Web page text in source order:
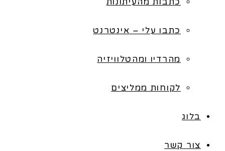
כתבו עלי – אינטרנט
מהרדיו ומהטלוויזיה
לקוחות ממליצים
בלוג
צור קשר